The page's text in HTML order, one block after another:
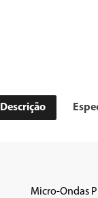
Descrição
Micro-Ondas